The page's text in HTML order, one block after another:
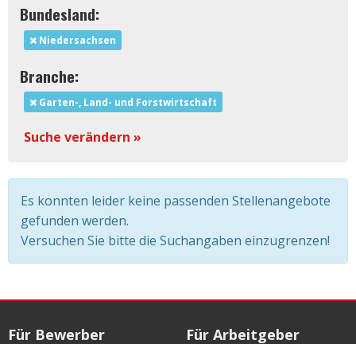
Bundesland:
Niedersachsen
Branche:
Garten-, Land- und Forstwirtschaft
Suche verändern »
Es konnten leider keine passenden Stellenangebote
gefunden werden.
Versuchen Sie bitte die Suchangaben einzugrenzen!
Für Bewerber Für Arbeitgeber